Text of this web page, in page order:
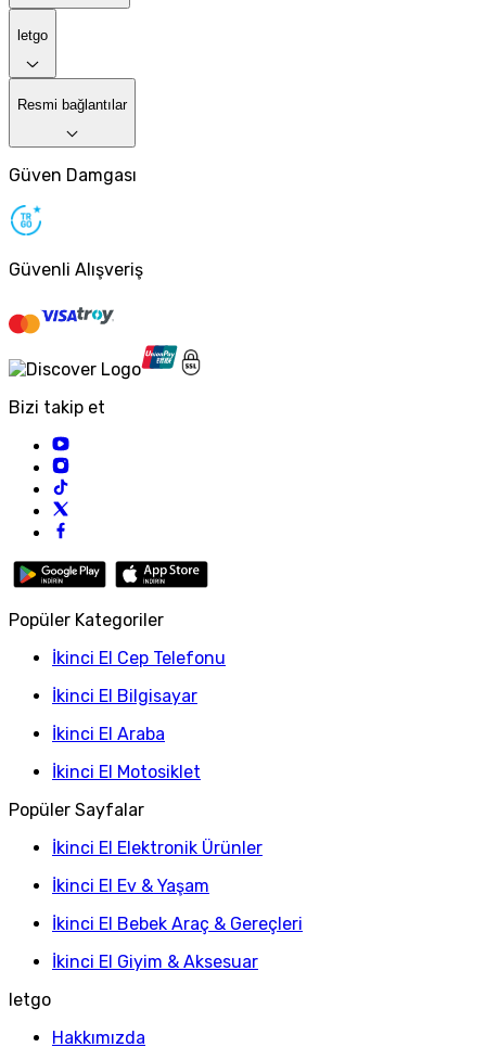
letgo
Resmi bağlantılar
Güven Damgası
Güvenli Alışveriş
Bizi takip et
Popüler Kategoriler
İkinci El Cep Telefonu
İkinci El Bilgisayar
İkinci El Araba
İkinci El Motosiklet
Popüler Sayfalar
İkinci El Elektronik Ürünler
İkinci El Ev & Yaşam
İkinci El Bebek Araç & Gereçleri
İkinci El Giyim & Aksesuar
letgo
Hakkımızda